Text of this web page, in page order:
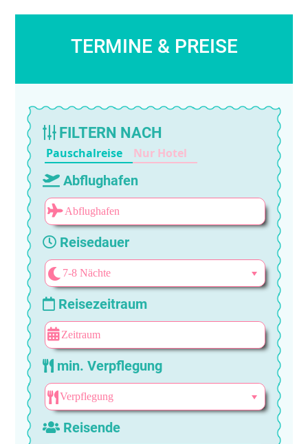
TERMINE & PREISE
FILTERN NACH
Pauschalreise Nur Hotel
Abflughafen
Reisedauer
Reisezeitraum
min. Verpflegung
Reisende